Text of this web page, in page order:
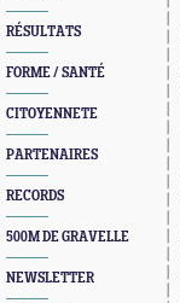
RÉSULTATS
FORME / SANTÉ
CITOYENNETE
PARTENAIRES
RECORDS
500M DE GRAVELLE
NEWSLETTER